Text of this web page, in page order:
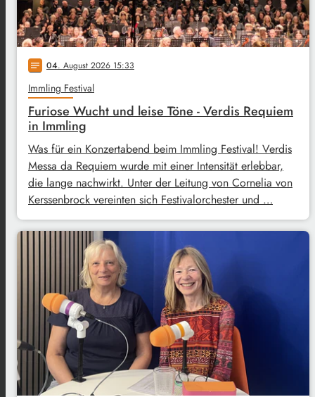
notes 04. August 2026 15:33
Immling Festival
Furiose Wucht und leise Töne - Verdis Requiem
in Immling
Was für ein Konzertabend beim Immling Festival! Verdis
Messa da Requiem wurde mit einer Intensität erlebbar,
die lange nachwirkt. Unter der Leitung von Cornelia von
Kerssenbrock vereinten sich Festivalorchester und …